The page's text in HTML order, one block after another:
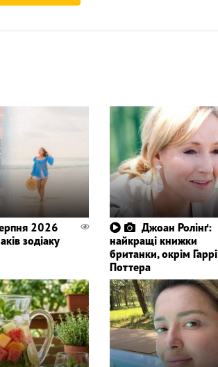
2026
зодіаку
Джоан Ролінґ:
найкращі книжки
британки, окрім Гаррі
Поттера